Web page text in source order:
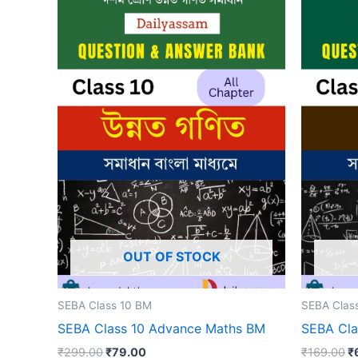
OUT OF STOCK
SEBA Class 10 BM
SEBA Class 10 Advance Maths BM
₹299.00Original
₹79.00Current
SEBA
SEBA
₹169.00₹